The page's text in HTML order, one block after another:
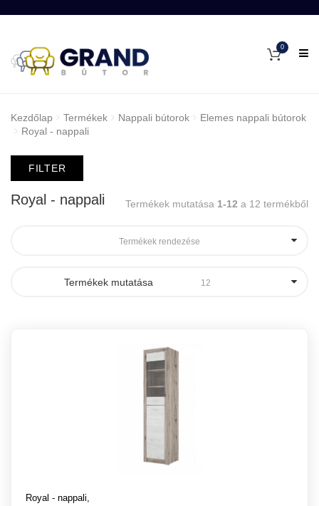
0
Kezdőlap Termékek Nappali bútorok
Elemes nappali bútorok
Royal - nappali
FILTER
Royal - nappali Termékek mutatása 1-12 a 12 termékből
Termékek rendezése
Termékek mutatása 12
Royal - nappali,